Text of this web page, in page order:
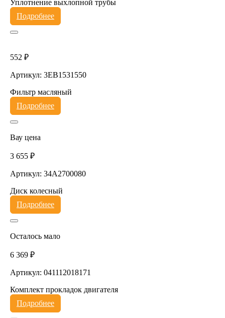
Уплотнение выхлопной трубы
Подробнее
552 ₽
Артикул: 3EB1531550
Фильтр масляный
Подробнее
Вау цена
3 655 ₽
Артикул: 34A2700080
Диск колесный
Подробнее
Осталось мало
6 369 ₽
Артикул: 041112018171
Комплект прокладок двигателя
Подробнее